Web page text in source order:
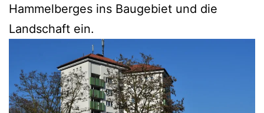
Hammelberges ins Baugebiet und die
Landschaft ein.